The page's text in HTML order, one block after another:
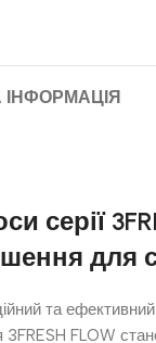
серії
для
та ефективний
3FRESH FLOW